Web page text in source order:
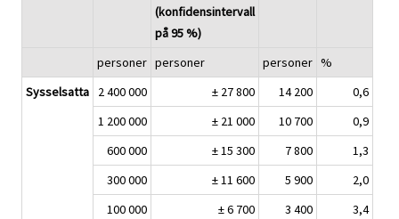
(konfidensintervall
på 95 %)
personer personer personer %
Sysselsatta
2 400 000 ± 27 800 14 200
0,6
1 200 000
± 21 000 10 700
0,9
600 000
± 15 300 7 800
1,3
300 000
± 11 600 5 900
2,0
100 000
± 6 700 3 400
3,4